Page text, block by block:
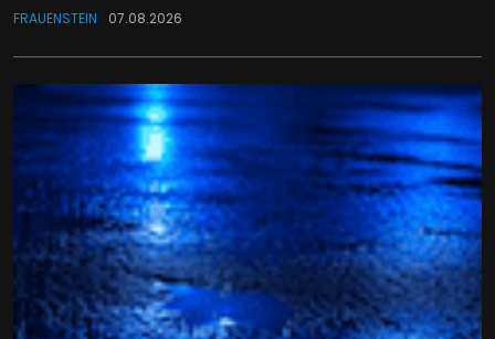
FRAUENSTEIN 07.08.2026